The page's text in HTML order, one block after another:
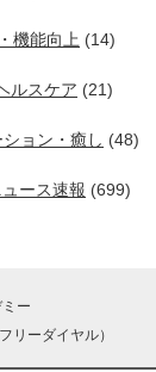
機能向上 (14)
ルスケア (21)
ョン・癒し (48)
ース速報 (699)
ー
リーダイヤル）